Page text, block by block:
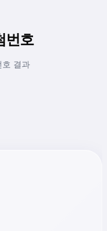
번호
결과